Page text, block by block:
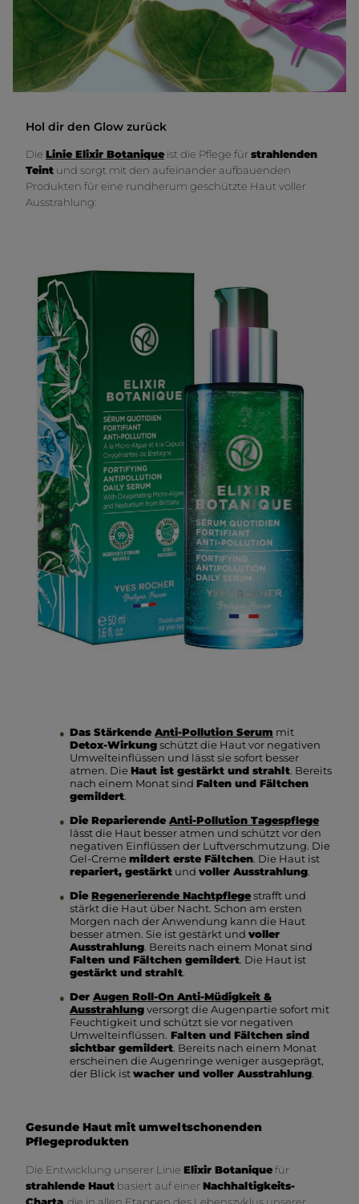
Hol dir den Glow zurück
Die Linie Elixir Botaniqueist die Pflege fürstrahlenden
Teint und sorgt mit den aufeinander aufbauenden
Produkten für eine rundherum geschützte Haut voller
Ausstrahlung:
Das StärkendeAnti-Pollution Serum mit
Detox-Wirkungschützt die Haut vor negativen
Umwelteinflüssen und lässt sie sofort besser
atmen. DieHaut ist gestärkt und strahlt. Bereits
nach einem Monat sind Falten und Fältchen
gemildert.
Die ReparierendeAnti-Pollution Tagespflege
lässt die Haut besser atmen und schützt vor den
negativen Einflüssen der Luftverschmutzung. Die
Gel-Crememildert erste Fältchen. Die Haut ist
repariert, gestärkt und voller Ausstrahlung.
DieRegenerierende Nachtpflegestrafft und
stärkt die Haut über Nacht. Schon am ersten
Morgen nach der Anwendung kann die Haut
besser atmen. Sie ist gestärkt und voller
Ausstrahlung. Bereits nach einem Monat sind
Falten und Fältchen gemildert. Die Haut ist
gestärkt und strahlt.
Der Augen Roll-On Anti-Müdigkeit &
Ausstrahlungversorgt die Augenpartie sofort mit
Feuchtigkeit und schützt sie vor negativen
Umwelteinflüssen. Falten und Fältchen sind
sichtbar gemildert. Bereits nach einem Monat
erscheinen die Augenringe weniger ausgeprägt,
der Blick istwacher und voller Ausstrahlung.
Gesunde Haut mit umweltschonenden
Pflegeprodukten
Die Entwicklung unserer Linie Elixir Botaniquefür
strahlende Haut basiert auf einerNachhaltigkeits-
Charta , die in allen Etappen des Lebenszyklus unserer